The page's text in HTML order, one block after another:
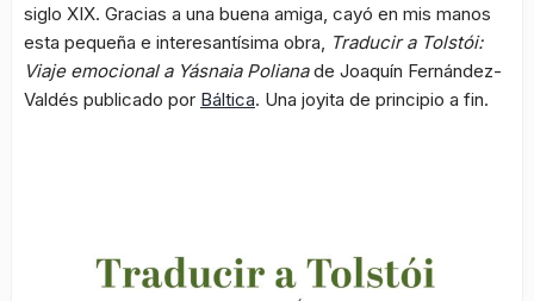
siglo XIX. Gracias a una buena amiga, cayó en mis manos
esta pequeña e interesantísima obra,
Traducir a Tolstói:
Viaje emocional a Yásnaia Polianade Joaquín Fernández-
Valdés publicado por Báltica. Una joyita de principio a fin.